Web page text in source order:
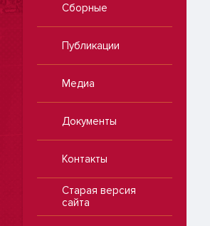
Сборные
Публикации
Медиа
Документы
Контакты
Старая версия
сайта